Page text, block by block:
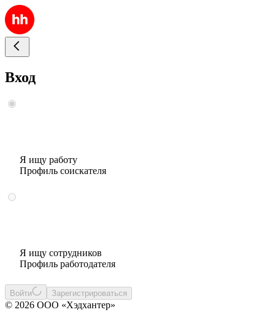
Вход
Я ищу работу
Профиль соискателя
Я ищу сотрудников
Профиль работодателя
Войти Зарегистрироваться
© 2026 ООО «Хэдхантер»